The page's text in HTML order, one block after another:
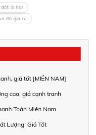
lò hơi
đá giá rẻ
giá tốt [MIỀN NAM]
cao, giá cạnh tranh
Toàn Miền Nam
Lượng, Giá Tốt